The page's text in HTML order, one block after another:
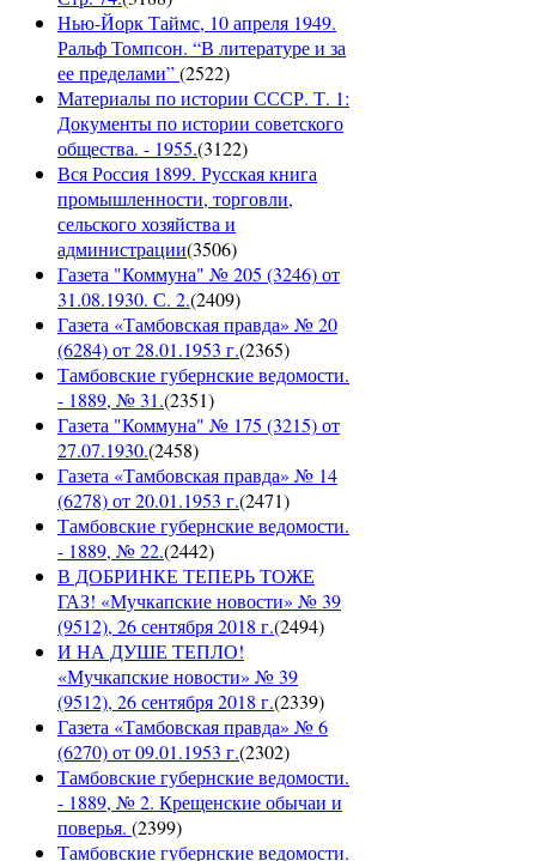
Нью-Йорк Таймс, 10 апреля 1949.
Ральф Томпсон. “В литературе и за
ее пределами”(2522)
Материалы по истории СССР. Т. 1:
Документы по истории советского
общества. - 1955.(3122)
Вся Россия 1899. Русская книга
промышленности, торговли,
сельского хозяйства и
администрации(3506)
Газета "Коммуна" № 205 (3246) от
31.08.1930. С. 2.(2409)
Газета «Тамбовская правда» № 20
(6284) от 28.01.1953 г.(2365)
Тамбовские губернские ведомости.
- 1889, № 31.(2351)
Газета "Коммуна" № 175 (3215) от
27.07.1930.(2458)
Газета «Тамбовская правда» № 14
(6278) от 20.01.1953 г.(2471)
Тамбовские губернские ведомости.
- 1889, № 22.(2442)
В ДОБРИНКЕ ТЕПЕРЬ ТОЖЕ
ГАЗ! «Мучкапские новости» № 39
(9512), 26 сентября 2018 г.(2494)
И НА ДУШЕ ТЕПЛО!
«Мучкапские новости» № 39
(9512), 26 сентября 2018 г.(2339)
Газета «Тамбовская правда» № 6
(6270) от 09.01.1953 г.(2302)
Тамбовские губернские ведомости.
- 1889, № 2. Крещенские обычаи и
поверья. (2399)
Тамбовские губернские ведомости.